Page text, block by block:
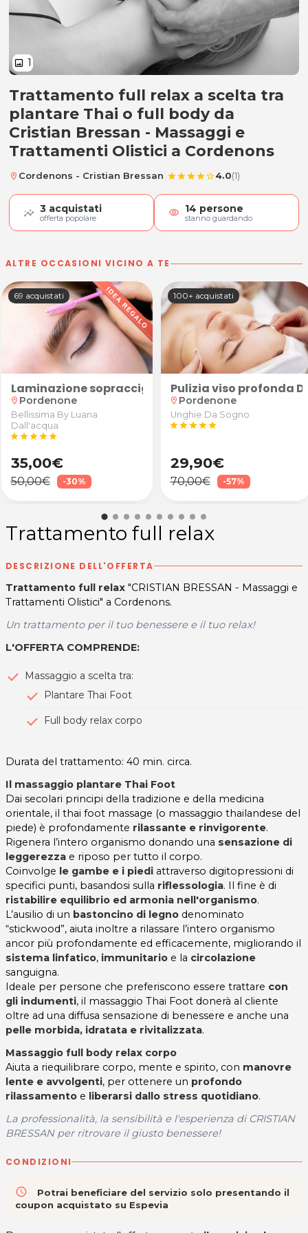
image 1
Trattamento full relax
Trattamento full relax a scelta tra
plantare Thai o full body da
Cristian Bressan - Massaggi e
Trattamenti Olistici a Cordenons
location_on Cordenons - Cristian Bressan starstarstarstarstar_border4.0(1)
3 acquistati
offerta popolare visibility 14 persone
stanno guardando
ALTRE OCCASIONI VICINO A TE
Cadamuro Morgante di Pordenone
sgonfiare e ridurre la ritenzione idrica +
69 acquistati
Laminazione sopracciglia
location_on Pordenone
Bellissima By Luana
Dall'acqua
starstarstarstarstar
35,00€
50,00€ -30%
100+ acquistati
Pulizia viso profonda
location_on Pordenone
Unghie Da Sogno
starstarstarstarstar
29,90€
70,00€ -57%
Trattamento full relax
DESCRIZIONE DELL'OFFERTA
Trattamento full relax "CRISTIAN BRESSAN - Massaggi e
Trattamenti Olistici" a Cordenons.
Un trattamento per il tuo benessere e il tuo relax!
L'OFFERTA COMPRENDE:
Massaggio a scelta tra:
Plantare Thai Foot
Full body relax corpo
Durata del trattamento: 40 min. circa.
Il massaggio plantare Thai Foot
Dai secolari principi della tradizione e della medicina
orientale, il thai foot massage (o massaggio thailandese del
piede) è profondamente rilassante e rinvigorente.
Rigenera l’intero organismo donando una sensazione di
leggerezza e riposo per tutto il corpo.
Coinvolge le gambe e i piedi attraverso digitopressioni di
specifici punti, basandosi sulla riflessologia. Il fine è di
ristabilire equilibrio ed armonia nell'organismo.
L’ausilio di un bastoncino di legno denominato
“stickwood”, aiuta inoltre a rilassare l’intero organismo
ancor più profondamente ed efficacemente, migliorando il
sistema linfatico, immunitario e la circolazione
sanguigna.
Ideale per persone che preferiscono essere trattare con
gli indumenti, il massaggio Thai Foot donerà al cliente
oltre ad una diffusa sensazione di benessere e anche una
pelle morbida, idratata e rivitalizzata.
Massaggio full body relax corpo
Aiuta a riequilibrare corpo, mente e spirito, con manovre
lente e avvolgenti, per ottenere un profondo
rilassamento e liberarsi dallo stress quotidiano.
La professionalità, la sensibilità e l'esperienza di CRISTIAN
BRESSAN per ritrovare il giusto benessere!
CONDIZIONI
access_time
Potrai beneficiare del servizio solo presentando il
coupon acquistato su Espevia